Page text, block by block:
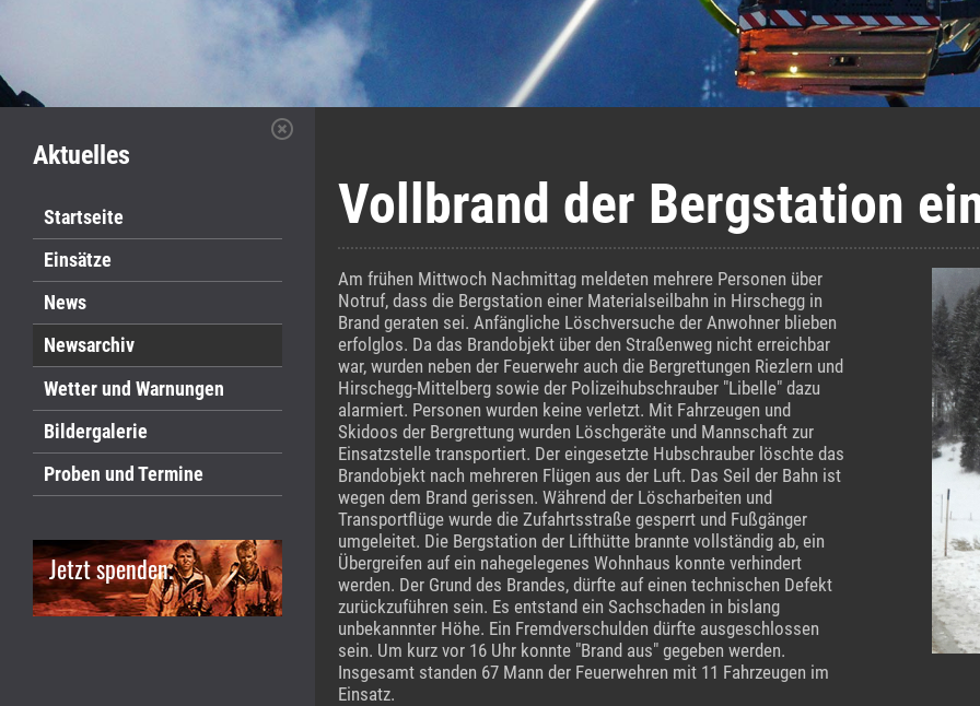
Aktuelles
Startseite
Einsätze
News
Newsarchiv
Wetter und Warnungen
Bildergalerie
Proben und Termine
Jetzt spenden.
Vollbrand der Bergstation
Am frühen Mittwoch Nachmittag meldeten mehrere Personen über
Notruf, dass die Bergstation einer Materialseilbahn in Hirschegg in
Brand geraten sei. Anfängliche Löschversuche der Anwohner blieben
erfolglos. Da das Brandobjekt über den Straßenweg nicht erreichbar
war, wurden neben der Feuerwehr auch die Bergrettungen Riezlern und
Hirschegg-Mittelberg sowie der Polizeihubschrauber "Libelle" dazu
alarmiert. Personen wurden keine verletzt. Mit Fahrzeugen und
Skidoos der Bergrettung wurden Löschgeräte und Mannschaft zur
Einsatzstelle transportiert. Der eingesetzte Hubschrauber löschte das
Brandobjekt nach mehreren Flügen aus der Luft. Das Seil der Bahn ist
wegen dem Brand gerissen. Während der Löscharbeiten und
Transportflüge wurde die Zufahrtsstraße gesperrt und Fußgänger
umgeleitet. Die Bergstation der Lifthütte brannte vollständig ab, ein
Übergreifen auf ein nahegelegenes Wohnhaus konnte verhindert
werden. Der Grund des Brandes, dürfte auf einen technischen Defekt
zurückzuführen sein. Es entstand ein Sachschaden in bislang
unbekannnter Höhe. Ein Fremdverschulden dürfte ausgeschlossen
sein. Um kurz vor 16 Uhr konnte "Brand aus" gegeben werden.
Insgesamt standen 67 Mann der Feuerwehren mit 11 Fahrzeugen im
Einsatz.